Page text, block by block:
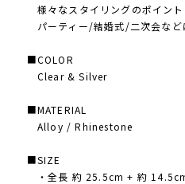
様々なスタイリングのポイント
パーティー/結婚式/二次会な
■COLOR
Clear & Silver
■MATERIAL
Alloy / Rhinestone
■SIZE
・全長 約 25.5cm + 約